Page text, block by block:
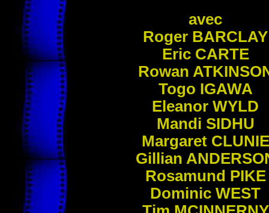
avec
Roger BARCLAY
Eric CARTE
Rowan
Togo IGAWA
Eleanor WYLD
Mandi SIDHU
Margaret CLUNIE
Gillian
Rosamund PIKE
Dominic WEST